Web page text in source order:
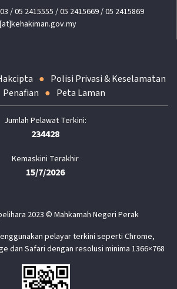
/ 05 2415555 / 05 2415669 / 05 2415869
Polisi Privasi & Keselamatan
Penafian
Peta Laman
234428
Kemaskini Terakhir
15/7/2026
2023 © Mahkamah Negeri Perak
pelayar terkini seperti Chrome,
dan Safari dengan resolusi minima 1366×768